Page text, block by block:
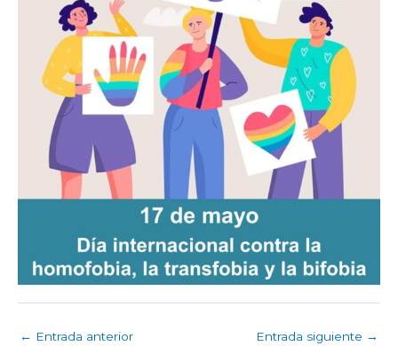
← Entrada anterior Entrada siguiente →